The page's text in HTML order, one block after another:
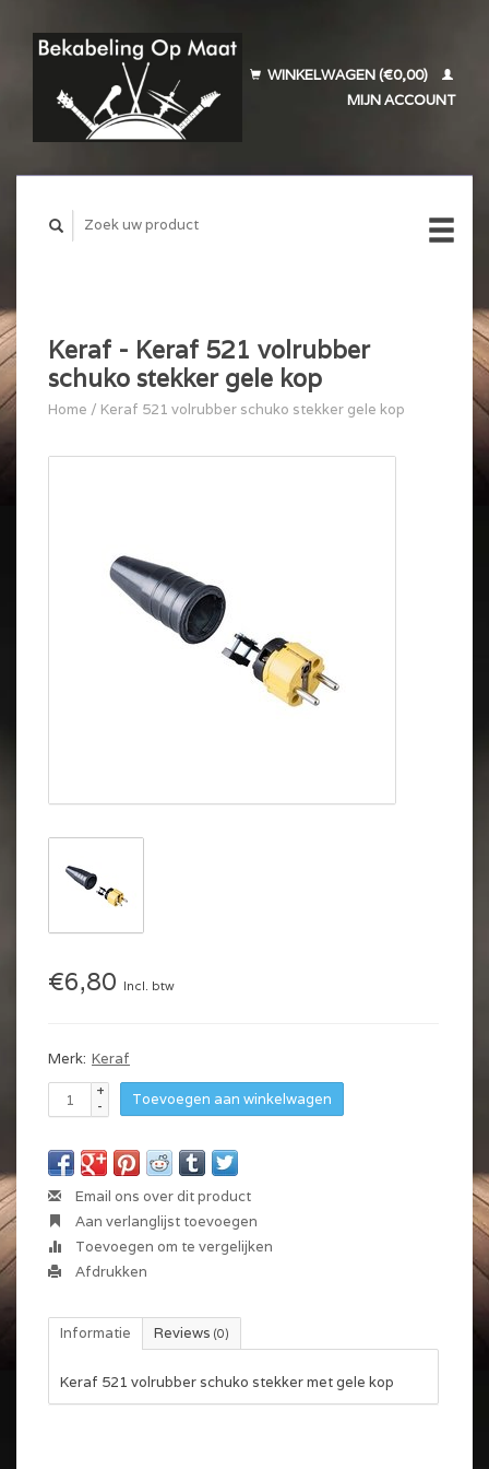
WINKELWAGEN (€0,00)
MIJN ACCOUNT
Keraf - Keraf 521 volrubber
schuko stekker gele kop
Home / Keraf 521 volrubber schuko stekker gele kop
€6,80 Incl. btw
Merk: Keraf
+
-
Toevoegen aan winkelwagen
Email ons over dit product
Aan verlanglijst toevoegen
Toevoegen om te vergelijken
Afdrukken
Informatie Reviews (0)
Keraf 521 volrubber schuko stekker met gele kop